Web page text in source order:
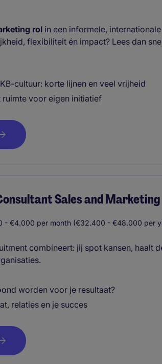
rol in een informele,
flexibiliteit én impact? Lees dan
cultuur: korte lijnen en veel vrijheid
ruimte voor eigen initiatief
Sales and Marketing
- €4.000 per month (€32.400 - €48.000 per
combineert: jij spot kansen, haalt
worden voor je resultaat?
relaties en je succes